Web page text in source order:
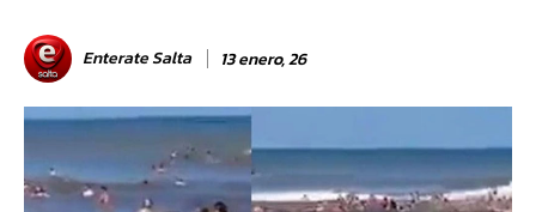
Enterate Salta 13 enero, 26